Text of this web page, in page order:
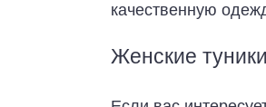
качественную
Женские туники